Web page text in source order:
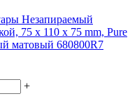
Незапираемый
75 x 110 x 75 mm, Pure
матовый 680800R7
+